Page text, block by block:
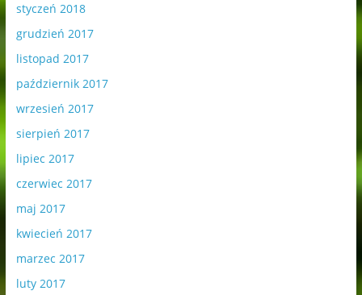
styczeń 2018
grudzień 2017
listopad 2017
październik 2017
wrzesień 2017
sierpień 2017
lipiec 2017
czerwiec 2017
maj 2017
kwiecień 2017
marzec 2017
luty 2017